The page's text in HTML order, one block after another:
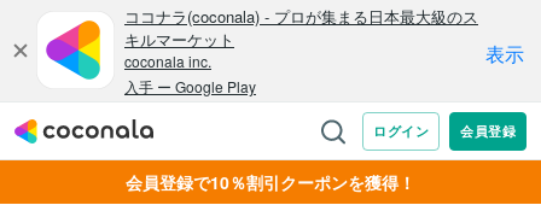
会員登録で10％割引クーポンを獲得！